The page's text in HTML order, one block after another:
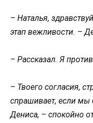
– Наталья,
этап вежливости. –
– Рассказал. Я
– Твоего согласия,
спрашивает, если мы
Дениса, – спокойно